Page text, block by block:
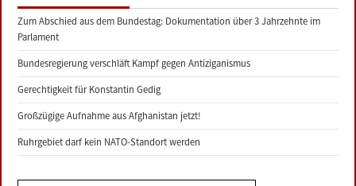
Zum Abschied aus dem Bundestag: Dokumentation über 3 Jahrzehnte im
Parlament
Bundesregierung verschläft Kampf gegen Antiziganismus
Gerechtigkeit für Konstantin Gedig
Großzügige Aufnahme aus Afghanistan jetzt!
Ruhrgebiet darf kein NATO-Standort werden